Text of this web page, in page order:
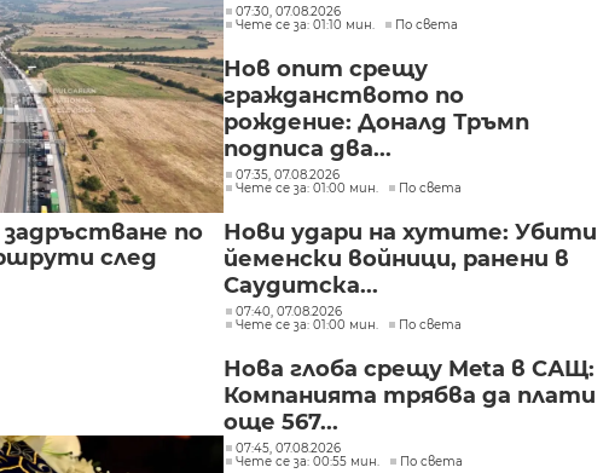
по
след
07:30, 07.08.2026
Чете се за: 01:10 мин.
По света
Нов опит срещу
гражданството по
рождение: Доналд Тръмп
подписа два...
07:35, 07.08.2026
Чете се за: 01:00 мин.
По света
Нови удари на хутите: Убити
йеменски войници, ранени в
Саудитска...
07:40, 07.08.2026
Чете се за: 01:00 мин.
По света
Нова глоба срещу Meta в САЩ:
Компанията трябва да плати
още 567...
07:45, 07.08.2026
Чете се за: 00:55 мин.
По света